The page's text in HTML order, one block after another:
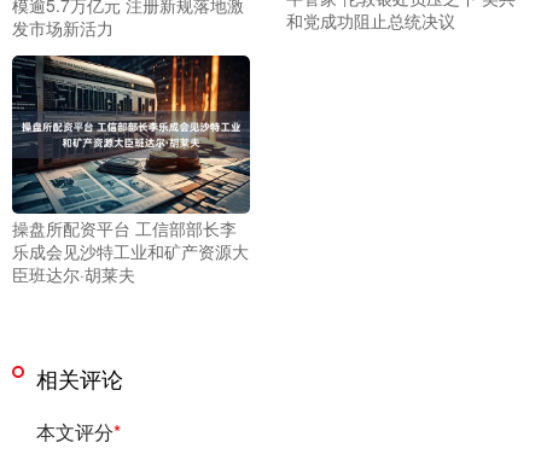
发市场新活力
和党成功阻止总统决议
操盘所配资平台 工信部部长李
乐成会见沙特工业和矿产资源大
臣班达尔·胡莱夫
相关评论
本文评分*